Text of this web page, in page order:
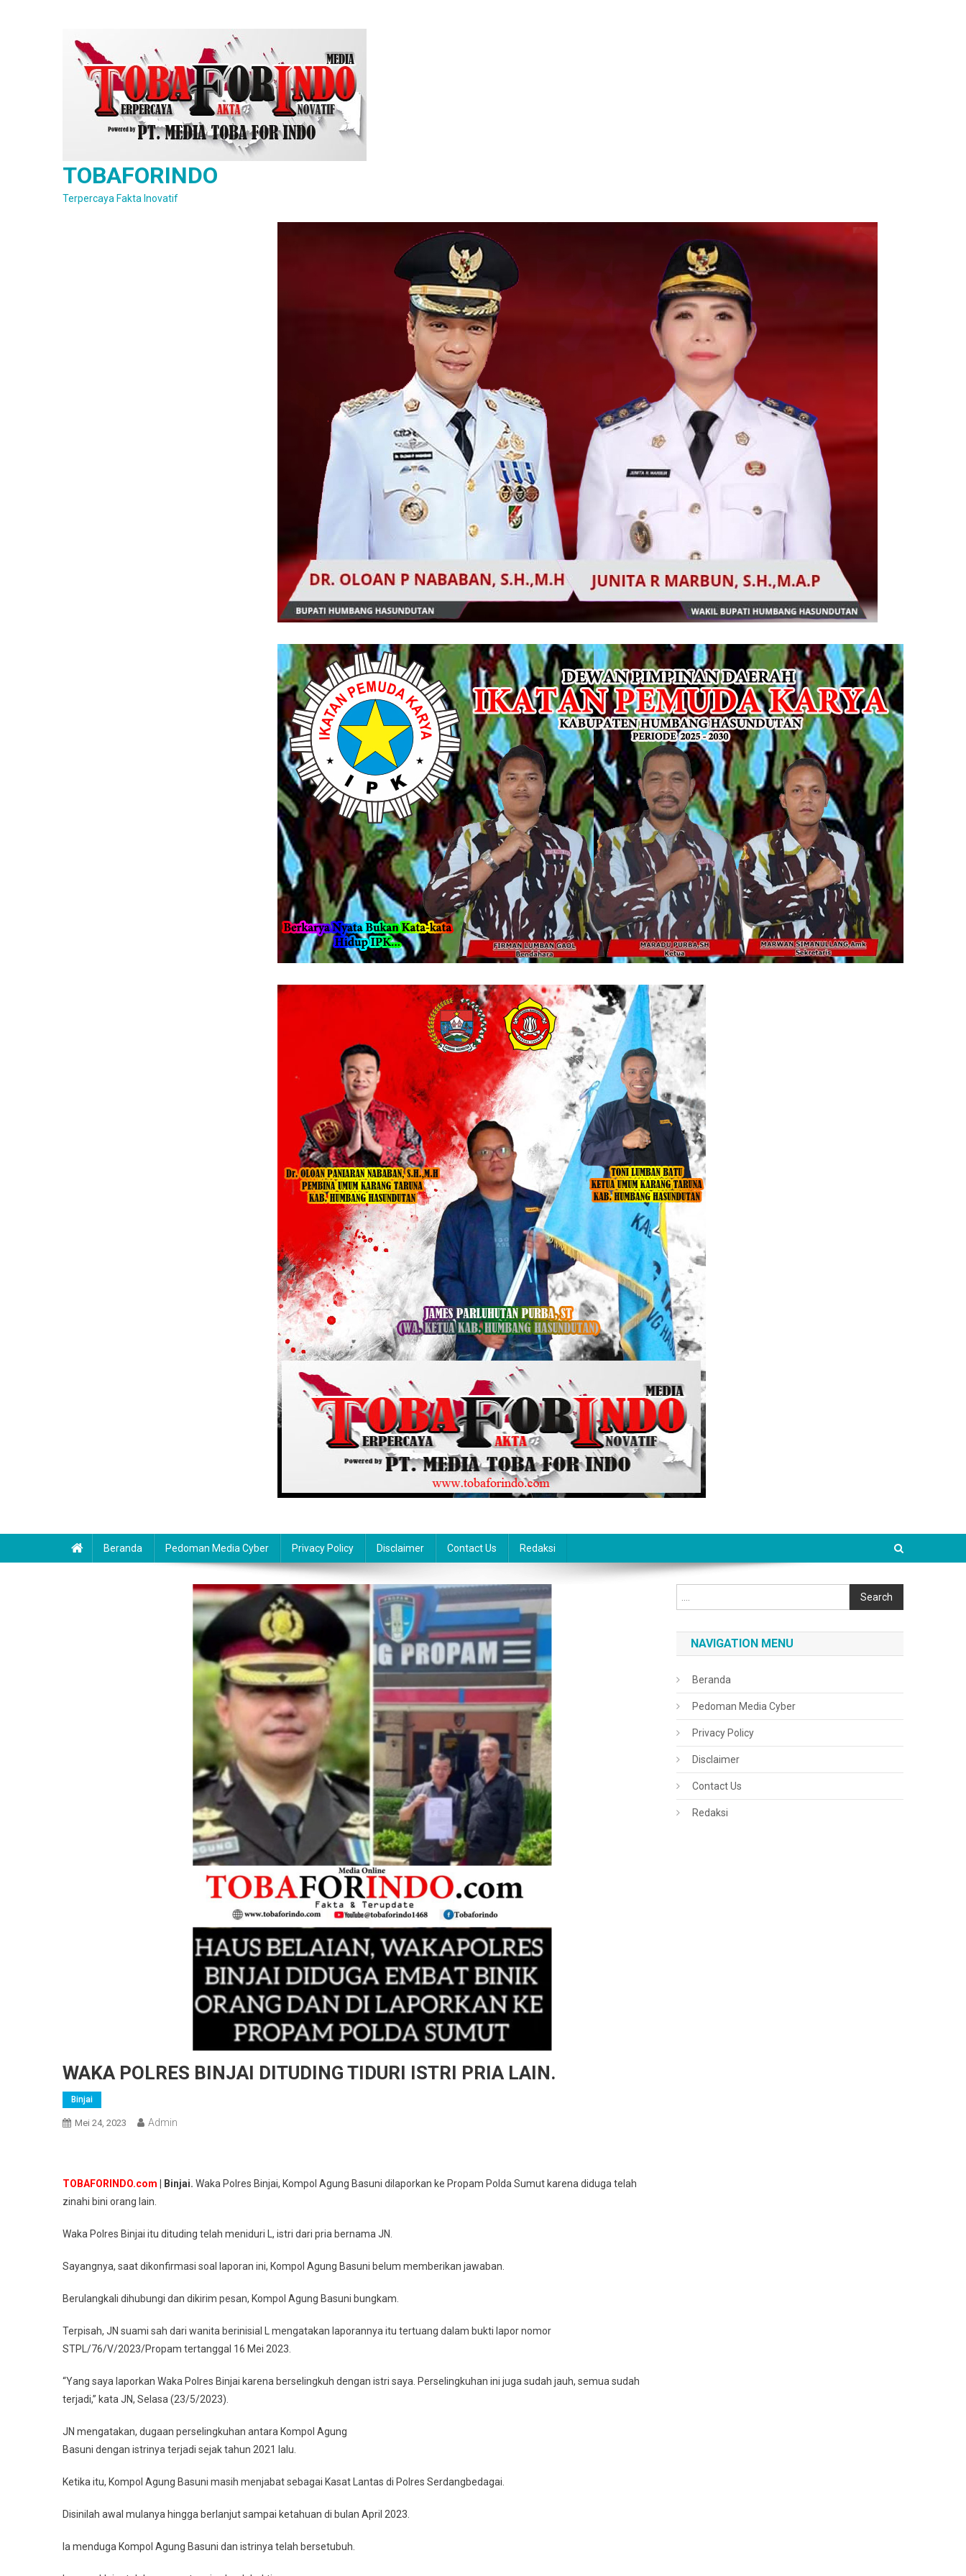
TOBAFORINDO
Terpercaya Fakta Inovatif
Beranda Pedoman Media Cyber Privacy Policy Disclaimer Contact Us Redaksi
WAKA POLRES BINJAI DITUDING TIDURI ISTRI PRIA LAIN.
Binjai
Mei 24, 2023 Admin
TOBAFORINDO.com | Binjai. Waka Polres Binjai, Kompol Agung Basuni dilaporkan ke Propam Polda Sumut karena diduga telah
zinahi bini orang lain.
Waka Polres Binjai itu dituding telah meniduri L, istri dari pria bernama JN.
Sayangnya, saat dikonfirmasi soal laporan ini, Kompol Agung Basuni belum memberikan jawaban.
Berulangkali dihubungi dan dikirim pesan, Kompol Agung Basuni bungkam.
Terpisah, JN suami sah dari wanita berinisial L mengatakan laporannya itu tertuang dalam bukti lapor nomor
STPL/76/V/2023/Propam tertanggal 16 Mei 2023.
“Yang saya laporkan Waka Polres Binjai karena berselingkuh dengan istri saya. Perselingkuhan ini juga sudah jauh, semua sudah
terjadi,” kata JN, Selasa (23/5/2023).
JN mengatakan, dugaan perselingkuhan antara Kompol Agung
Basuni dengan istrinya terjadi sejak tahun 2021 lalu.
Ketika itu, Kompol Agung Basuni masih menjabat sebagai Kasat Lantas di Polres Serdangbedagai.
Disinilah awal mulanya hingga berlanjut sampai ketahuan di bulan April 2023.
Ia menduga Kompol Agung Basuni dan istrinya telah bersetubuh.
Search
NAVIGATION MENU
Beranda
Pedoman Media Cyber
Privacy Policy
Disclaimer
Contact Us
Redaksi